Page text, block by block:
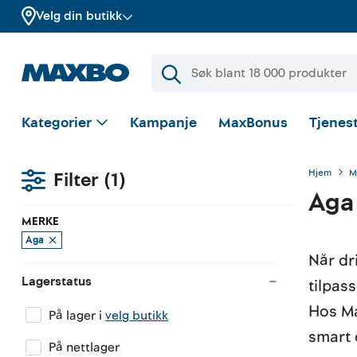
Velg din butikk
Kategorier Kampanje MaxBonus
Filter (1)
MERKE
Aga
Lagerstatus
På lager ivelg butikk
På nettlager
Hjem
Aga
Når
Hos
smart